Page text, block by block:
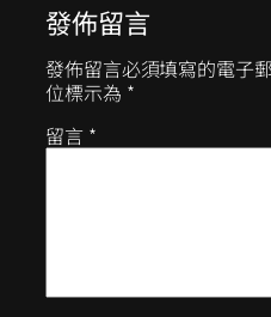
發佈留言
發佈留言必須填寫的電子
位標示為 *
留言 *